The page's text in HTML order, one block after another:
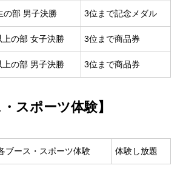
の部 男子決勝 3位まで記念メダル
上の部 女子決勝 3位まで商品券
上の部 男子決勝 3位まで商品券
・スポーツ体験】
ブース・スポーツ体験 体験し放題